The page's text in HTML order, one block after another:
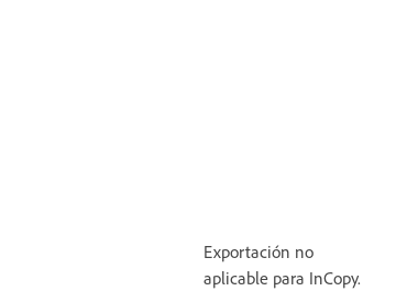
Exportación no
aplicable para InCopy.